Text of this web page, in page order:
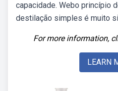
capacidade. Webo princípio
destilação simples é muito
For more information,
LEARN